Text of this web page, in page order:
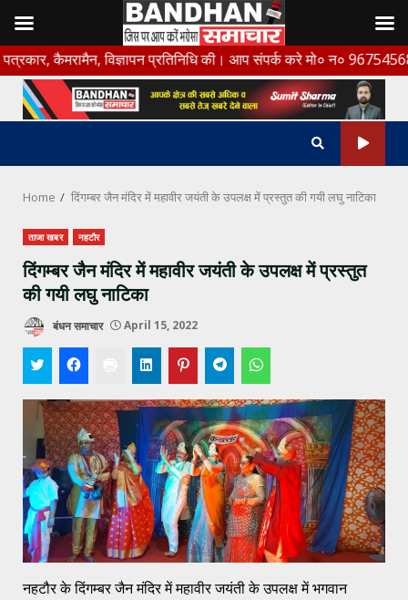
Skip
to
content
विज्ञापन प्रतिनिधि की। आप संपर्क करे मो० न० 9675456888
Home दिंगम्बर जैन मंदिर में महावीर जयंती के उपलक्ष में प्रस्तुत की गयी लघु नाटिका
ताजा खबर नहटौर
दिंगम्बर जैन मंदिर में महावीर जयंती के उपलक्ष में प्रस्तुत
की गयी लघु नाटिका
बंधन समाचार April 15, 2022
नहटौर के दिंगम्बर जैन मंदिर में महावीर जयंती के उपलक्ष में भगवान